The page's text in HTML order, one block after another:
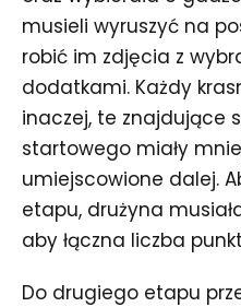
musieli wyruszyć na
robić im zdjęcia z
dodatkami. Każdy
inaczej, te znajdujące
startowego miały
umiejscowione dalej.
etapu, drużyna
aby łączna liczba
Do drugiego etapu